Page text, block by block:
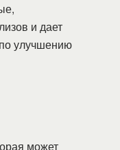
и дает
улучшению
может